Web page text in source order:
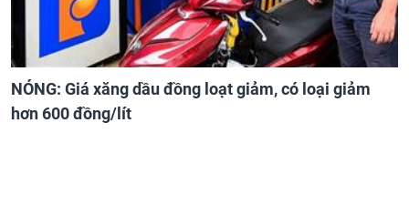
NÓNG: Giá xăng dầu đồng loạt giảm, có loại giảm
hơn 600 đồng/lít